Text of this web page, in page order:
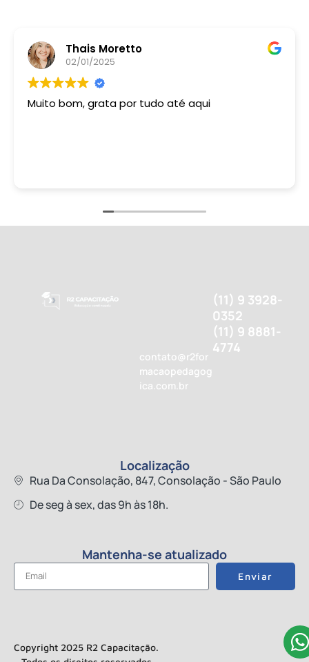
Thais Moretto
02/01/2025
Muito bom, grata por tudo até aqui
contato@r2for
macaopedagog
ica.com.br
(11) 9 3928-
0352
(11) 9 8881-
4774
Localização
Rua Da Consolação, 847, Consolação - São Paulo
De seg à sex, das 9h às 18h.
Mantenha-se atualizado
Enviar
Copyright 2025 R2 Capacitação.